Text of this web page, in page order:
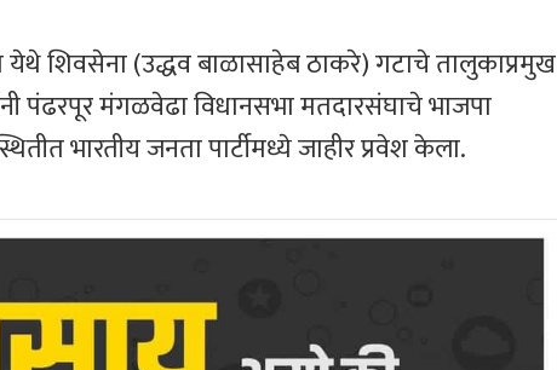
शिवसेना (उद्धव बाळासाहेब ठाकरे) गटाचे तालुकाप्रमुख
पंढरपूर मंगळवेढा विधानसभा मतदारसंघाचे भाजपा
भारतीय जनता पार्टीमध्ये जाहीर प्रवेश केला.